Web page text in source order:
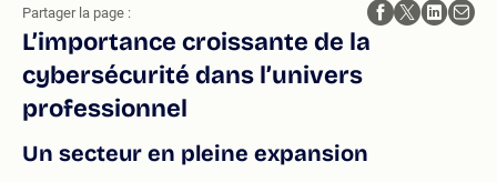
L’importance croissante de la
cybersécurité dans l’univers
professionnel
Un secteur en pleine expansion
Partager la page :